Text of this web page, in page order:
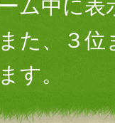
ム中に
た、３位
す。